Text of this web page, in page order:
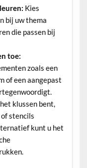
Kies
bij uw thema
die passen bij
toe:
zoals een
of een aangepast
klussen bent,
stencils
kunt u het